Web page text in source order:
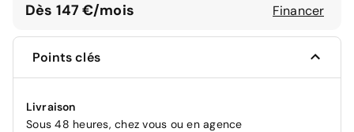
Dès 147 €/mois Financer
Points clés
Livraison
Sous 48 heures, chez vous ou en agence